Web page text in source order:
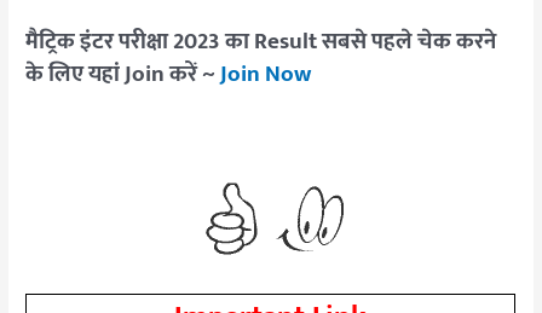
मैट्रिक इंटर परीक्षा 2023 का Result सबसे पहले चेक करने
के लिए यहां Join करें ~Join Now